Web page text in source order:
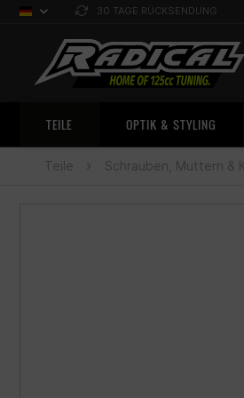
Deutsch
30 TAGE RÜCKSENDUNG
TEILE OPTIK & STYLING
Teile Schrauben, Muttern &